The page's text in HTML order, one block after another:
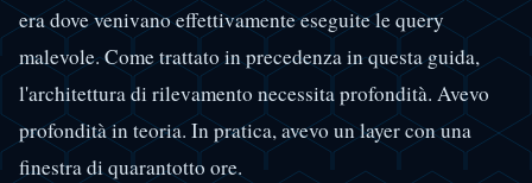
era dove venivano effettivamente eseguite le query
malevole. Come trattato in precedenza in questa guida,
l'architettura di rilevamento necessita profondità. Avevo
profondità in teoria. In pratica, avevo un layer con una
finestra di quarantotto ore.